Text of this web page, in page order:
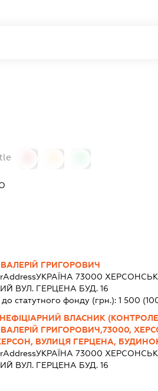
ГРИГОРОВИЧ
УКРАЇНА 73000
ВУЛ. ГЕРЦЕНА БУД. 16
до статутного фонду (грн.): 1 500
ВЛАСНИК
ГРИГОРОВИЧ,73000,
ВУЛИЦЯ ГЕРЦЕНА,
УКРАЇНА 73000
ВУЛ. ГЕРЦЕНА БУД. 16